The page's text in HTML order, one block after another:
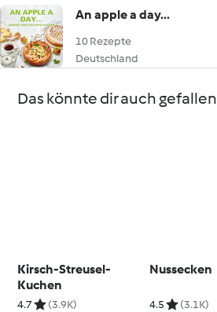
An apple a day...
10 Rezepte
Deutschland
Das könnte dir auch gefallen
Kirsch-Streusel-
Kuchen
4.7 (3.9K)
Nussecken
4.5 (3.1K)